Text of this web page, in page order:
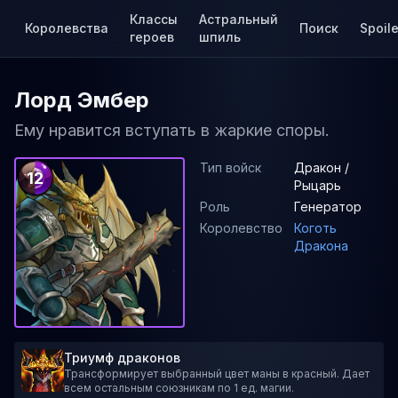
Королевства
Классы
героев
Астральный
шпиль
Поиск
Лорд Эмбер
Ему нравится вступать в жаркие споры.
12
Тип войск
Дракон /
Рыцарь
Роль
Генератор
Королевство
Коготь
Дракона
Триумф драконов
Трансформирует выбранный цвет маны в красный. Дает
всем остальным союзникам по 1 ед. магии.